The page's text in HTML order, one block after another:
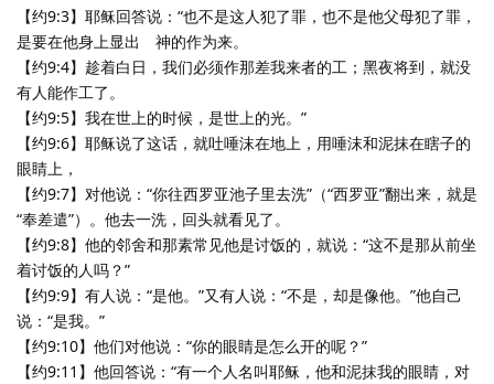
【约9:3】耶稣回答说：“也不是这人犯了罪，也不是他父母犯了罪，
是要在他身上显出 神的作为来。
【约9:4】趁着白日，我们必须作那差我来者的工；黑夜将到，就没
有人能作工了。
【约9:5】我在世上的时候，是世上的光。”
【约9:6】耶稣说了这话，就吐唾沫在地上，用唾沫和泥抹在瞎子的
眼睛上，
【约9:7】对他说：“你往西罗亚池子里去洗”（“西罗亚”翻出来，就是
“奉差遣”）。他去一洗，回头就看见了。
【约9:8】他的邻舍和那素常见他是讨饭的，就说：“这不是那从前坐
着讨饭的人吗？”
【约9:9】有人说：“是他。”又有人说：“不是，却是像他。”他自己
说：“是我。”
【约9:10】他们对他说：“你的眼睛是怎么开的呢？”
【约9:11】他回答说：“有一个人名叫耶稣，他和泥抹我的眼睛，对